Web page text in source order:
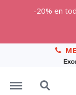
-20% en
Menu Search